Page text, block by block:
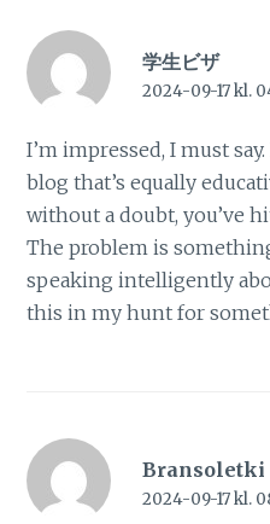
学生ビザ
2024-09-17 kl.
I’m impressed, I must
blog that’s equally
without a doubt, you’ve
The problem is
speaking intelligently
this in my hunt for
Bransoletki
2024-09-17 kl.